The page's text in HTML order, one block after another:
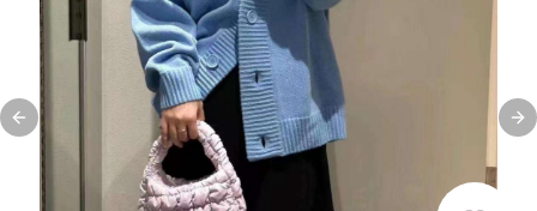
Previous slide